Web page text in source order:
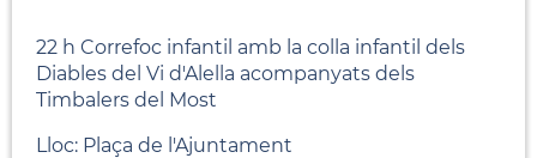
22 h Correfoc infantil amb la colla infantil dels
Diables del Vi d'Alella acompanyats dels
Timbalers del Most
Lloc: Plaça de l'Ajuntament